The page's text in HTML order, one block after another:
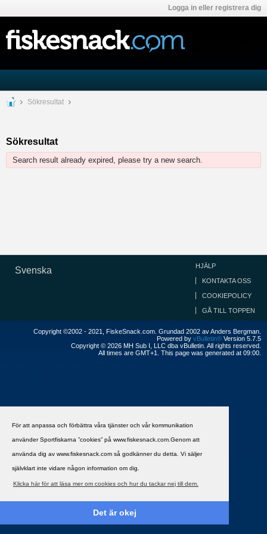
För att anpassa och förbättra våra tjänster och vår kommunikation
använder Sportfiskarna ”cookies” på www.fiskesnack.com.Genom att
använda dig av www.fiskesnack.com så godkänner du detta. Vi säljer
självklart inte vidare någon information om dig.
Klicka här för att läsa mer om cookies och hur du tackar nej till dem.
Det är okej
Logga in eller registrera dig
Sökresultat
Sökresultat
Search result already expired, please try a new search.
Svenska HJÄLP
KONTAKTA OSS
COOKIEPOLICY
GÅ TILL TOPPEN
Copyright ©2002 - 2021, FiskeSnack.com. Grundad 2002 av Anders Bergman.
Powered by vBulletin® Version 5.7.5
Copyright © 2026 MH Sub I, LLC dba vBulletin. All rights reserved.
All times are GMT+1. This page was generated at 09:00.